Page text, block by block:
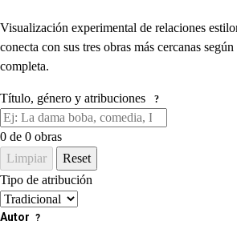
Visualización experimental de relaciones
conecta con sus tres obras más cercanas
completa.
Título, género y atribuciones ?
0 de 0 obras
Limpiar
Reset
Tipo de atribución
Autor ?